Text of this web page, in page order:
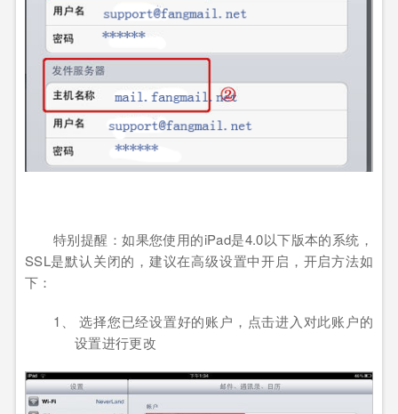
特别提醒：如果您使用的iPad是4.0以下版本的系统，
SSL是默认关闭的，建议在高级设置中开启，开启方法如
下：
1、 选择您已经设置好的账户，点击进入对此账户的
设置进行更改